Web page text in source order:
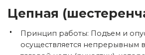
Цепная
Принцип работы: Подъем и
осуществляется непрерывным